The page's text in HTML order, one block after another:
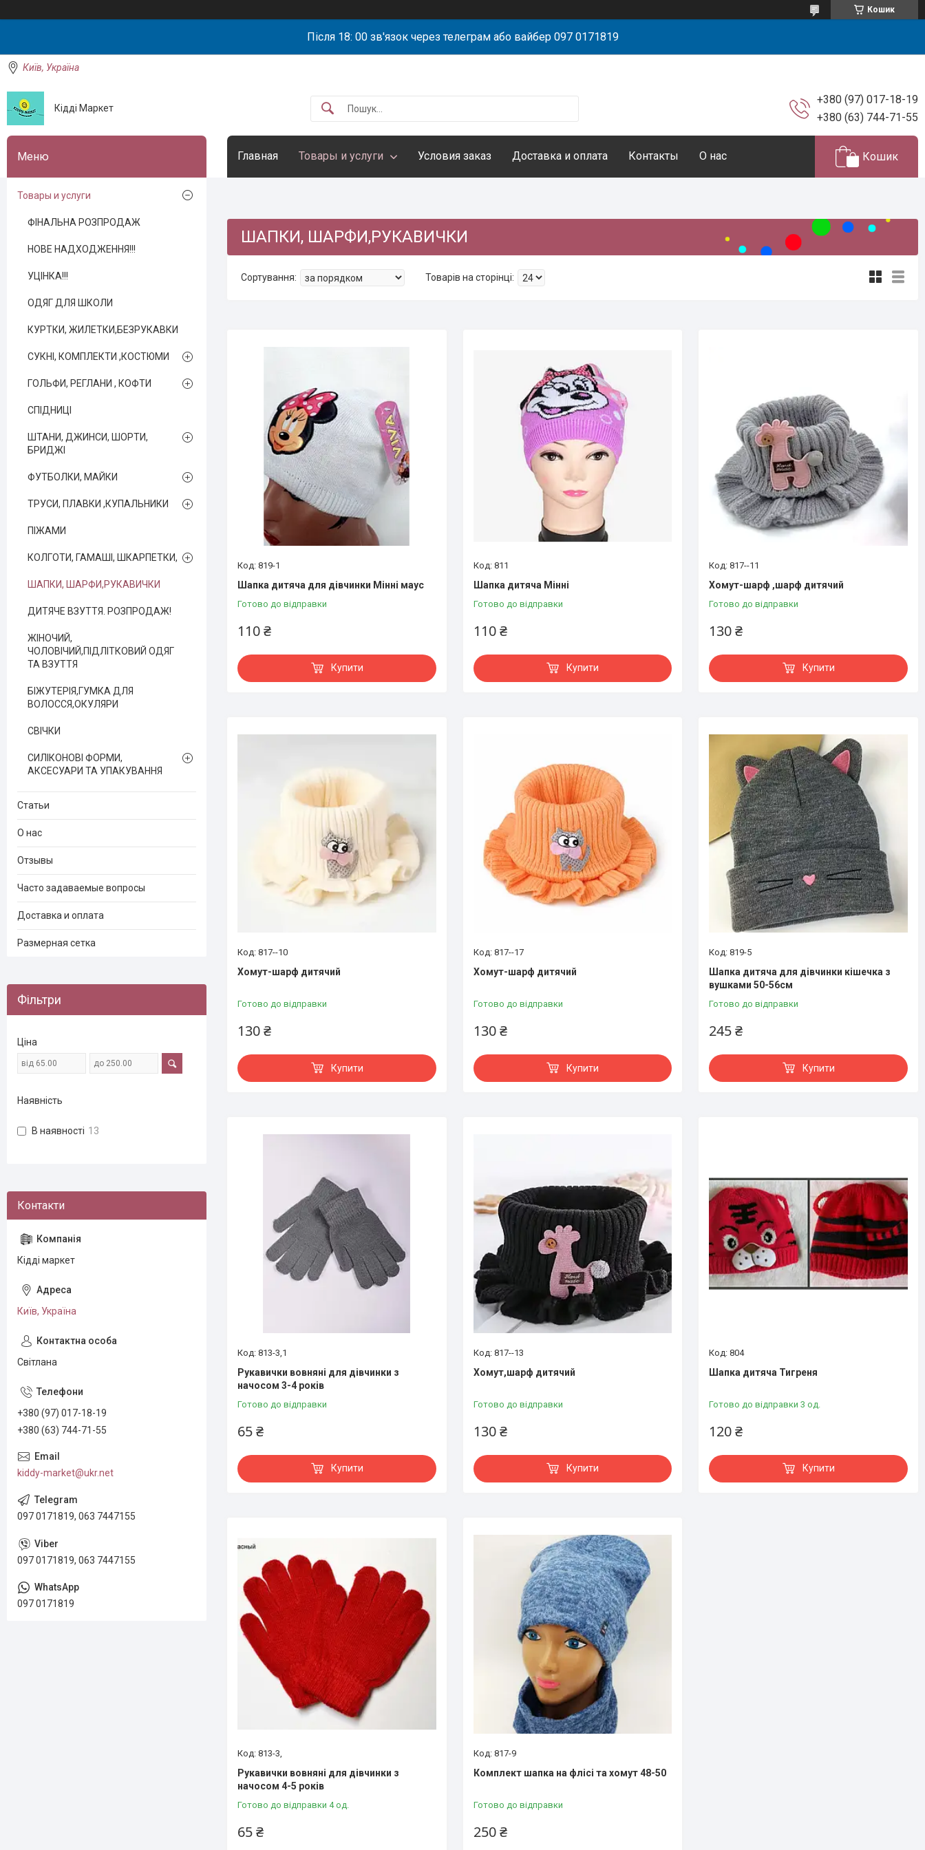
Кошик
Після 18: 00 зв'язок через телеграм або вайбер 097 0171819
Київ, Україна
Кідді Маркет
+380 (97) 017-18-19
+380 (63) 744-71-55
Главная Товары и услуги Условия заказ Доставка и оплата Контакты О нас Кошик
ШАПКИ, ШАРФИ,РУКАВИЧКИ
819-1
Шапка дитяча для дівчинки Мінні маус
Готово до відправки
110 ₴
Купити
811
Шапка дитяча Мінні
Готово до відправки
110 ₴
Купити
817--11
Хомут-шарф ,шарф дитячий
Готово до відправки
130 ₴
Купити
817--10
Хомут-шарф дитячий
Готово до відправки
130 ₴
Купити
817--17
Хомут-шарф дитячий
Готово до відправки
130 ₴
Купити
819-5
Шапка дитяча для дівчинки кішечка з
вушками 50-56см
Готово до відправки
245 ₴
Купити
813-3,1
Рукавички вовняні для дівчинки з
начосом 3-4 років
Готово до відправки
65 ₴
Купити
817--13
Хомут,шарф дитячий
Готово до відправки
130 ₴
Купити
804
Шапка дитяча Тигреня
Готово до відправки 3 од.
120 ₴
Купити
813-3,
Рукавички вовняні для дівчинки з
начосом 4-5 років
Готово до відправки 4 од.
65 ₴
817-9
Комплект шапка на флісі та хомут 48-50
Готово до відправки
250 ₴
Товары и услуги
ФІНАЛЬНА РОЗПРОДАЖ
НОВЕ НАДХОДЖЕННЯ!!!
УЦІНКА!!!
ОДЯГ ДЛЯ ШКОЛИ
КУРТКИ, ЖИЛЕТКИ,БЕЗРУКАВКИ
СУКНІ, КОМПЛЕКТИ ,КОСТЮМИ
ГОЛЬФИ, РЕГЛАНИ , КОФТИ
СПІДНИЦІ
ШТАНИ, ДЖИНСИ, ШОРТИ,
БРИДЖІ
ФУТБОЛКИ, МАЙКИ
ТРУСИ, ПЛАВКИ ,КУПАЛЬНИКИ
ПІЖАМИ
КОЛГОТИ, ГАМАШІ, ШКАРПЕТКИ,
ШАПКИ, ШАРФИ,РУКАВИЧКИ
ДИТЯЧЕ ВЗУТТЯ. РОЗПРОДАЖ!
ЖІНОЧИЙ,
ЧОЛОВІЧИЙ,ПІДЛІТКОВИЙ ОДЯГ
ТА ВЗУТТЯ
БІЖУТЕРІЯ,ГУМКА ДЛЯ
ВОЛОССЯ,ОКУЛЯРИ
СВІЧКИ
СИЛІКОНОВІ ФОРМИ,
АКСЕСУАРИ ТА УПАКУВАННЯ
Статьи
О нас
Отзывы
Часто задаваемые вопросы
Доставка и оплата
Размерная сетка
Фільтри
Ціна
Наявність
В наявності 13
Кідді маркет
Київ, Україна
Світлана
+380 (97) 017-18-19
+380 (63) 744-71-55
kiddy-market@ukr.net
097 0171819, 063 7447155
097 0171819, 063 7447155
097 0171819